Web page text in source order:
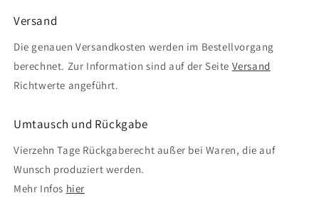
Versand
Die genauen Versandkosten werden im Bestellvorgang
berechnet. Zur Information sind auf der Seite Versand
Richtwerte angeführt.
Umtausch und Rückgabe
Vierzehn Tage Rückgaberecht außer bei Waren, die auf
Wunsch produziert werden.
Mehr Infos hier